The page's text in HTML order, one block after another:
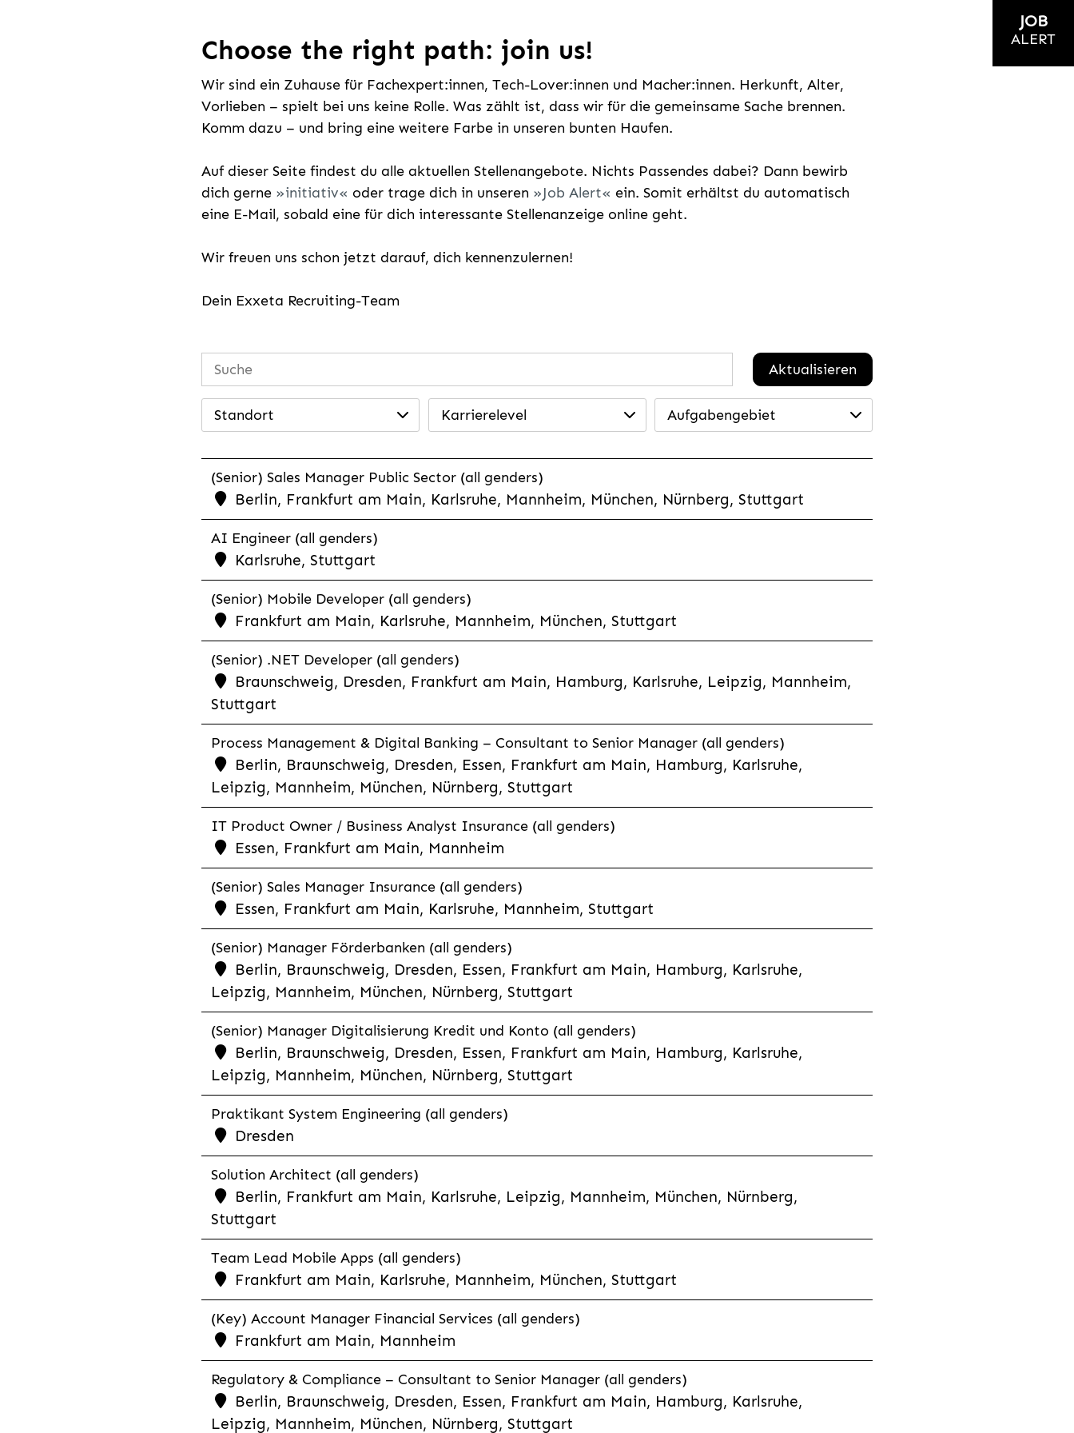
Choose the right path: join us!
Wir sind ein Zuhause für Fachexpert:innen, Tech-Lover:innen und Macher:innen. Herkunft, Alter,
Vorlieben – spielt bei uns keine Rolle. Was zählt ist, dass wir für die gemeinsame Sache brennen.
Komm dazu – und bring eine weitere Farbe in unseren bunten Haufen.
Auf dieser Seite findest du alle aktuellen Stellenangebote. Nichts Passendes dabei? Dann bewirb
dich gerne
initiativ oder trage dich in unseren Job Alert
ein. Somit erhältst du automatisch
eine E-Mail, sobald eine für dich interessante Stellenanzeige online geht.
Wir freuen uns schon jetzt darauf, dich kennenzulernen!
Dein Exxeta Recruiting-Team
Aktualisieren
Standort Karrierelevel Aufgabengebiet
(Senior) Sales Manager Public Sector (all genders)
Berlin, Frankfurt am Main, Karlsruhe, Mannheim, München, Nürnberg, Stuttgart
AI Engineer (all genders)
Karlsruhe, Stuttgart
(Senior) Mobile Developer (all genders)
Frankfurt am Main, Karlsruhe, Mannheim, München, Stuttgart
(Senior) .NET Developer (all genders)
Braunschweig, Dresden, Frankfurt am Main, Hamburg, Karlsruhe, Leipzig, Mannheim,
Stuttgart
Process Management & Digital Banking – Consultant to Senior Manager (all genders)
Berlin, Braunschweig, Dresden, Essen, Frankfurt am Main, Hamburg, Karlsruhe,
Leipzig, Mannheim, München, Nürnberg, Stuttgart
IT Product Owner / Business Analyst Insurance (all genders)
Essen, Frankfurt am Main, Mannheim
(Senior) Sales Manager Insurance (all genders)
Essen, Frankfurt am Main, Karlsruhe, Mannheim, Stuttgart
(Senior) Manager Förderbanken (all genders)
Berlin, Braunschweig, Dresden, Essen, Frankfurt am Main, Hamburg, Karlsruhe,
Leipzig, Mannheim, München, Nürnberg, Stuttgart
(Senior) Manager Digitalisierung Kredit und Konto (all genders)
Berlin, Braunschweig, Dresden, Essen, Frankfurt am Main, Hamburg, Karlsruhe,
Leipzig, Mannheim, München, Nürnberg, Stuttgart
Praktikant System Engineering (all genders)
Dresden
Solution Architect (all genders)
Berlin, Frankfurt am Main, Karlsruhe, Leipzig, Mannheim, München, Nürnberg,
Stuttgart
Team Lead Mobile Apps (all genders)
Frankfurt am Main, Karlsruhe, Mannheim, München, Stuttgart
(Key) Account Manager Financial Services (all genders)
Frankfurt am Main, Mannheim
Regulatory & Compliance – Consultant to Senior Manager (all genders)
Berlin, Braunschweig, Dresden, Essen, Frankfurt am Main, Hamburg, Karlsruhe,
Leipzig, Mannheim, München, Nürnberg, Stuttgart
JOB
ALERT